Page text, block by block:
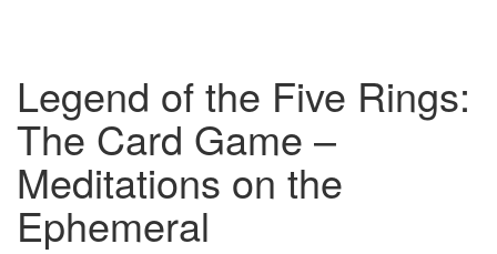
Legend of the Five Rings:
The Card Game –
Meditations on the
Ephemeral